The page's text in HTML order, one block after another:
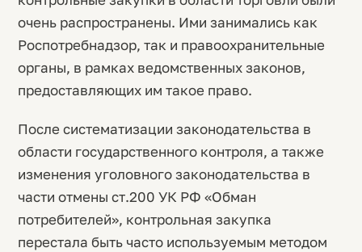
очень распространены. Ими занимались как
Роспотребнадзор, так и правоохранительные
органы, в рамках ведомственных законов,
предоставляющих им такое право.
После систематизации законодательства в
области государственного контроля, а также
изменения уголовного законодательства в
части отмены ст.200 УК РФ «Обман
потребителей», контрольная закупка
перестала быть часто используемым методом